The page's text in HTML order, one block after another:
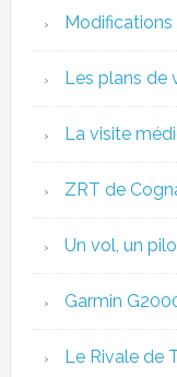
Modifications
Les plans de
La visite
ZRT de
Un vol, un
Garmin
Le Rivale de